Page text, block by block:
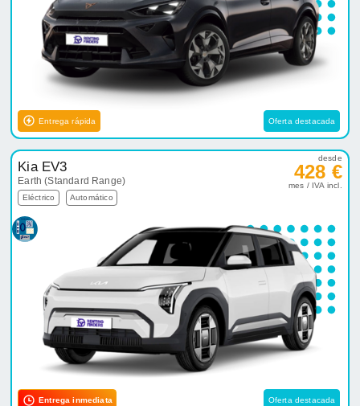
Entrega rápida Oferta destacada
Kia EV3
Earth (Standard Range)
Eléctrico Automático
desde
428 €
mes / IVA incl.
Entrega inmediata Oferta destacada